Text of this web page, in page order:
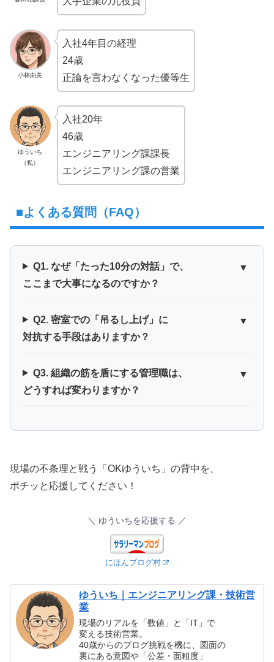
小林由美
入社4年目の経理
24歳
正論を言わなくなった優等生
ゆういち
（私）
入社20年
46歳
エンジニアリング課課長
エンジニアリング課の営業
■よくある質問（FAQ）
Q1. なぜ「たった10分の対話」で、
ここまで大事になるのですか？
▼
Q2. 密室での「吊るし上げ」に
対抗する手段はありますか？
▼
Q3. 組織の筋を盾にする管理職は、
どうすれば変わりますか？
▼
現場の不条理と戦う「OKゆういち」の背中を、
ポチッと応援してください！
＼ ゆういちを応援する ／
にほんブログ村
ゆういち｜エンジニアリング課・技術営
業
現場のリアルを「数値」と「IT」で
変える技術営業。
40歳からのブログ挑戦を機に、図面の
裏にある意図や「公差・面粗度」